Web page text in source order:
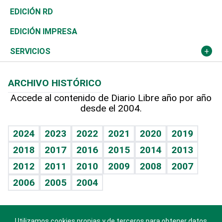
Ocenanía
Caribe
Resto del mundo
Telecom.
Global y variable
Economía personal
Sociales
Novedades
Podcast Arte Libre
Hablando con el pediatra
Vida y familia
Eñe
Celebrando la vida
Sin complejos
En pocas palabras
Tenis
Olimpismo
Más deportes
Línea de hit
TBT Deportivo
El Espía
Noticiero Poteleche
Columnistas
Más firmas
Historia
Martes de tecnología
Cambio climático
Revista
Deportes
Opinión
Hecho en casa
Guía del dinero
EDICIÓN RD
EDICIÓN IMPRESA
SERVICIOS
Cumpleaños
Horóscopos
Crucigramas
ARCHIVO HISTÓRICO
Accede al contenido de Diario Libre año por año
desde el 2004.
2024 2023 2022 2021 2020
2019
2018
2017 2016 2015 2014
2013
2012
2011 2010 2009 2008
2007
2006
2005 2004